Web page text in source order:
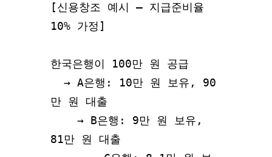
[신용창조 예시 — 지급준비율
10% 가정]
한국은행이 100만 원 공급
만 원 대출
81만 원 대출